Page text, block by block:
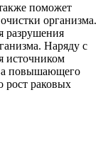
поможет
организма.
разрушения
Наряду с
источником
повышающего
раковых